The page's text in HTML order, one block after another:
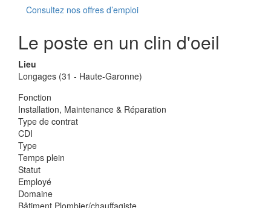
Consultez nos offres d’emploi
Le poste en un clin d'oeil
Lieu
Longages (31 - Haute-Garonne)
Fonction
Installation, Maintenance & Réparation
Type de contrat
CDI
Type
Temps plein
Statut
Employé
Domaine
Bâtiment Plombier/chauffagiste